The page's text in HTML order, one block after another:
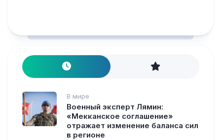
В мире
Военный эксперт Лямин:
«Мекканское соглашение»
отражает изменение баланса сил
в регионе